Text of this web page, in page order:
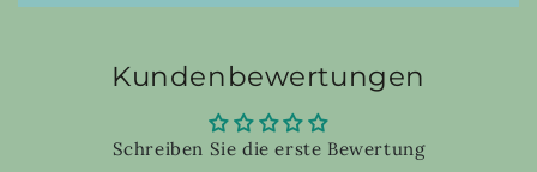
Kundenbewertungen
Schreiben Sie die erste Bewertung